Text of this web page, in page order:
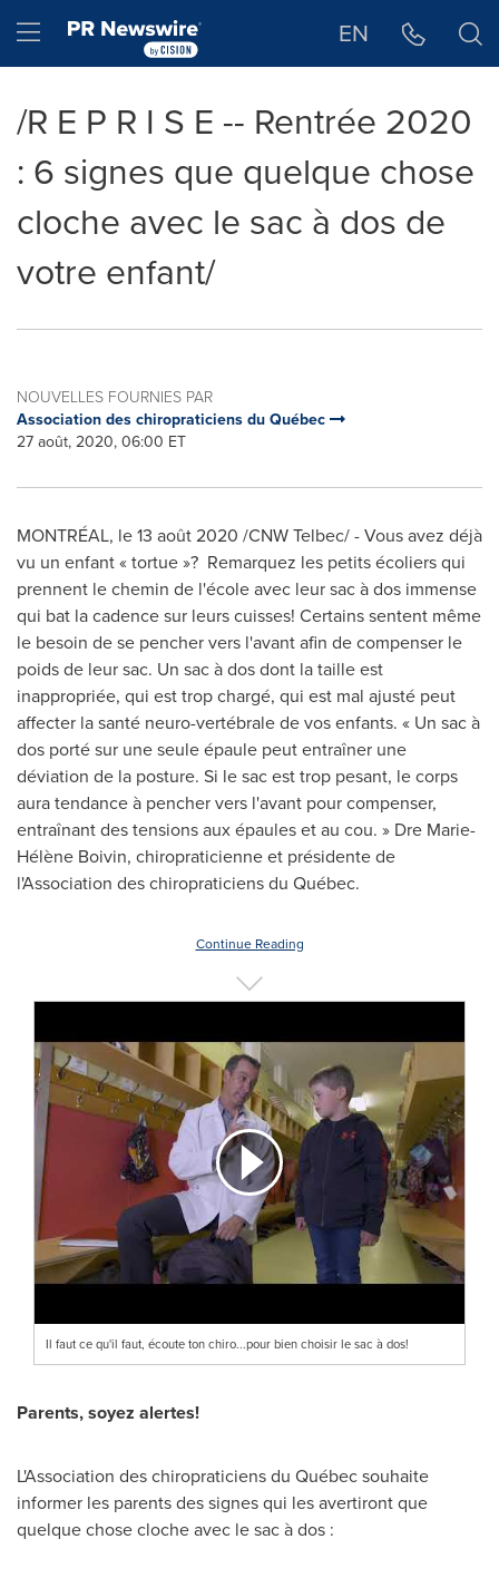
Hamburger menu EN
/R E P R I S E -- Rentrée 2020
: 6 signes que quelque chose
cloche avec le sac à dos de
votre enfant/
NOUVELLES FOURNIES PAR
Association des chiropraticiens du Québec
27 août, 2020, 06:00 ET
MONTRÉAL, le 13 août 2020 /CNW Telbec/ - Vous avez déjà
vu un enfant « tortue »? Remarquez les petits écoliers qui
prennent le chemin de l'école avec leur sac à dos immense
qui bat la cadence sur leurs cuisses! Certains sentent même
le besoin de se pencher vers l'avant afin de compenser le
poids de leur sac. Un sac à dos dont la taille est
inappropriée, qui est trop chargé, qui est mal ajusté peut
affecter la santé neuro-vertébrale de vos enfants. « Un sac à
dos porté sur une seule épaule peut entraîner une
déviation de la posture. Si le sac est trop pesant, le corps
aura tendance à pencher vers l'avant pour compenser,
entraînant des tensions aux épaules et au cou. » Dre Marie-
Hélène Boivin, chiropraticienne et présidente de
l'Association des chiropraticiens du Québec.
Continue Reading
Il faut ce qu'il faut, écoute ton chiro...pour bien choisir le sac à dos!
Parents, soyez alertes!
L'Association des chiropraticiens du Québec souhaite
informer les parents des signes qui les avertiront que
quelque chose cloche avec le sac à dos :